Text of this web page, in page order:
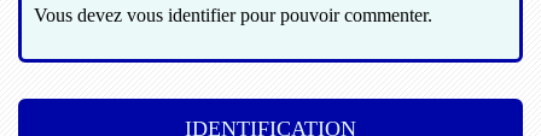
Vous devez vous identifier pour pouvoir commenter.
IDENTIFICATION